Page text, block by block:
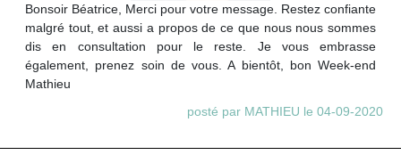
Bonsoir Béatrice, Merci pour votre message. Restez confiante
malgré tout, et aussi a propos de ce que nous nous sommes
dis en consultation pour le reste. Je vous embrasse
également, prenez soin de vous. A bientôt, bon Week-end
Mathieu
posté par MATHIEU le 04-09-2020